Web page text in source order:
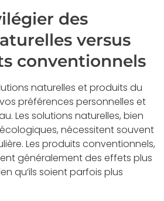
des
versus
conventionnels
naturelles et produits du
préférences personnelles et
Les solutions naturelles, bien
nécessitent souvent
Les produits conventionnels,
généralement des effets plus
qu’ils soient parfois plus